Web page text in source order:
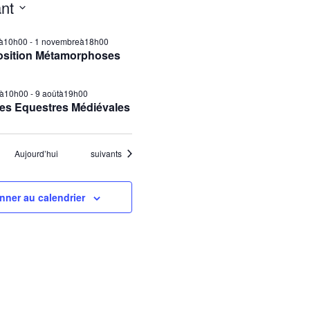
Métamorphoses
- 1 novembreà18h00
Equestres Médiévales
-9 aoûtà19h00
Aujourd’hui Évènements
suivants
au calendrier